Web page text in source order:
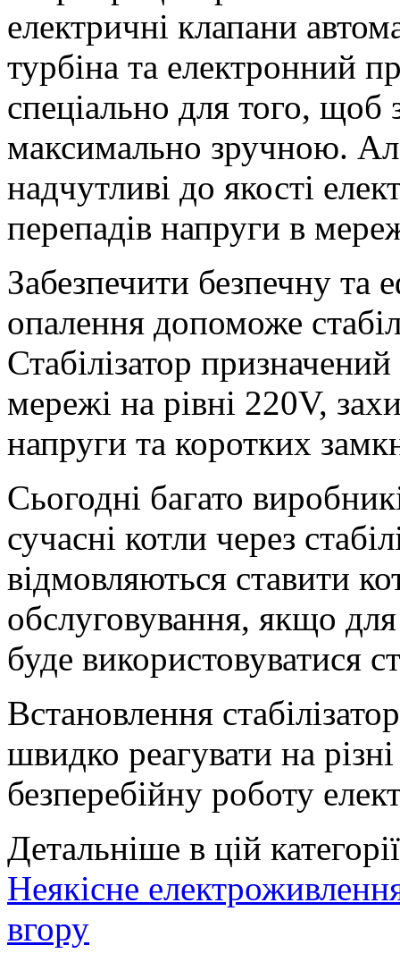
електричні клапани
турбіна та електронний
спеціально для того, щоб
максимально зручною.
надчутливі до якості
перепадів напруги в
Забезпечити безпечну та
опалення допоможе
Стабілізатор
мережі на рівні 220V,
напруги та коротких
Сьогодні багато
сучасні котли через
відмовляються ставити
обслуговування, якщо
буде використовуватися
Встановлення
швидко реагувати на
безперебійну роботу
Детальніше в цій
Неякісне
вгору